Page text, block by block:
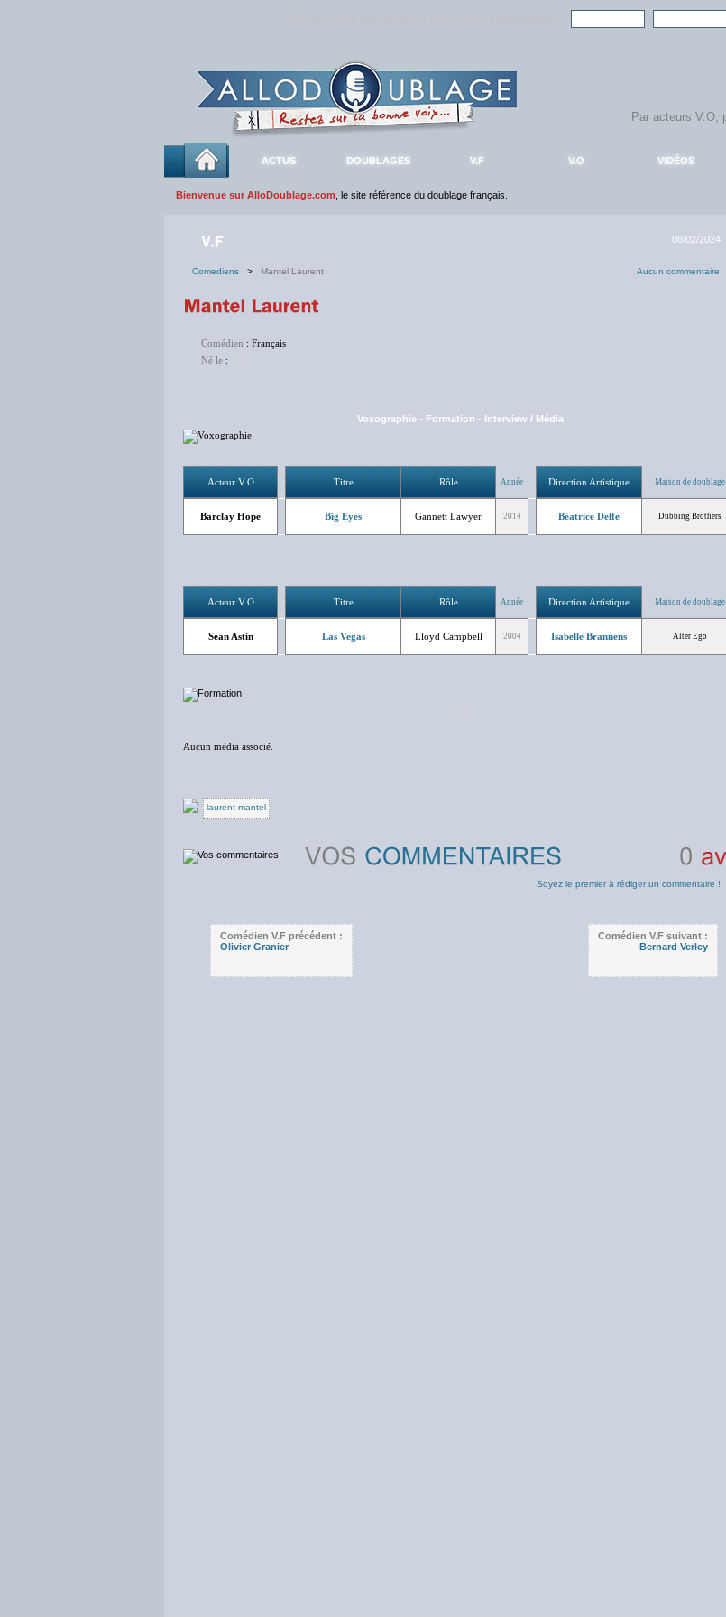
ACTUS DOUBLAGES V.F V.O VIDÉOS
Bienvenue sur AlloDoublage.com , le site référence du doublage français.
08/02/2024
Comediens > Mantel Laurent Aucun commentaire
Comédien : Français
Né le :
Voxographie - Formation - Interview / Média
Acteur V.O Titre Rôle Année Direction Artistique Maison de doublage
Barclay Hope Big Eyes Gannett Lawyer 2014 Béatrice Delfe Dubbing Brothers
Acteur V.O Titre Rôle Année Direction Artistique Maison de doublage
Sean Astin Las Vegas Lloyd Campbell 2004 Isabelle Brannens Alter Ego
Aucun média associé.
laurent mantel
Soyez le premier à rédiger un commentaire !
Comédien V.F précédent :
Olivier Granier
Comédien V.F suivant :
Bernard Verley